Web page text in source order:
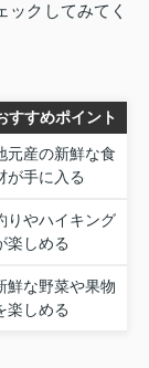
ックしてみてく
すすめポイント
元産の新鮮な食
が手に入る
りやハイキング
楽しめる
鮮な野菜や果物
楽しめる